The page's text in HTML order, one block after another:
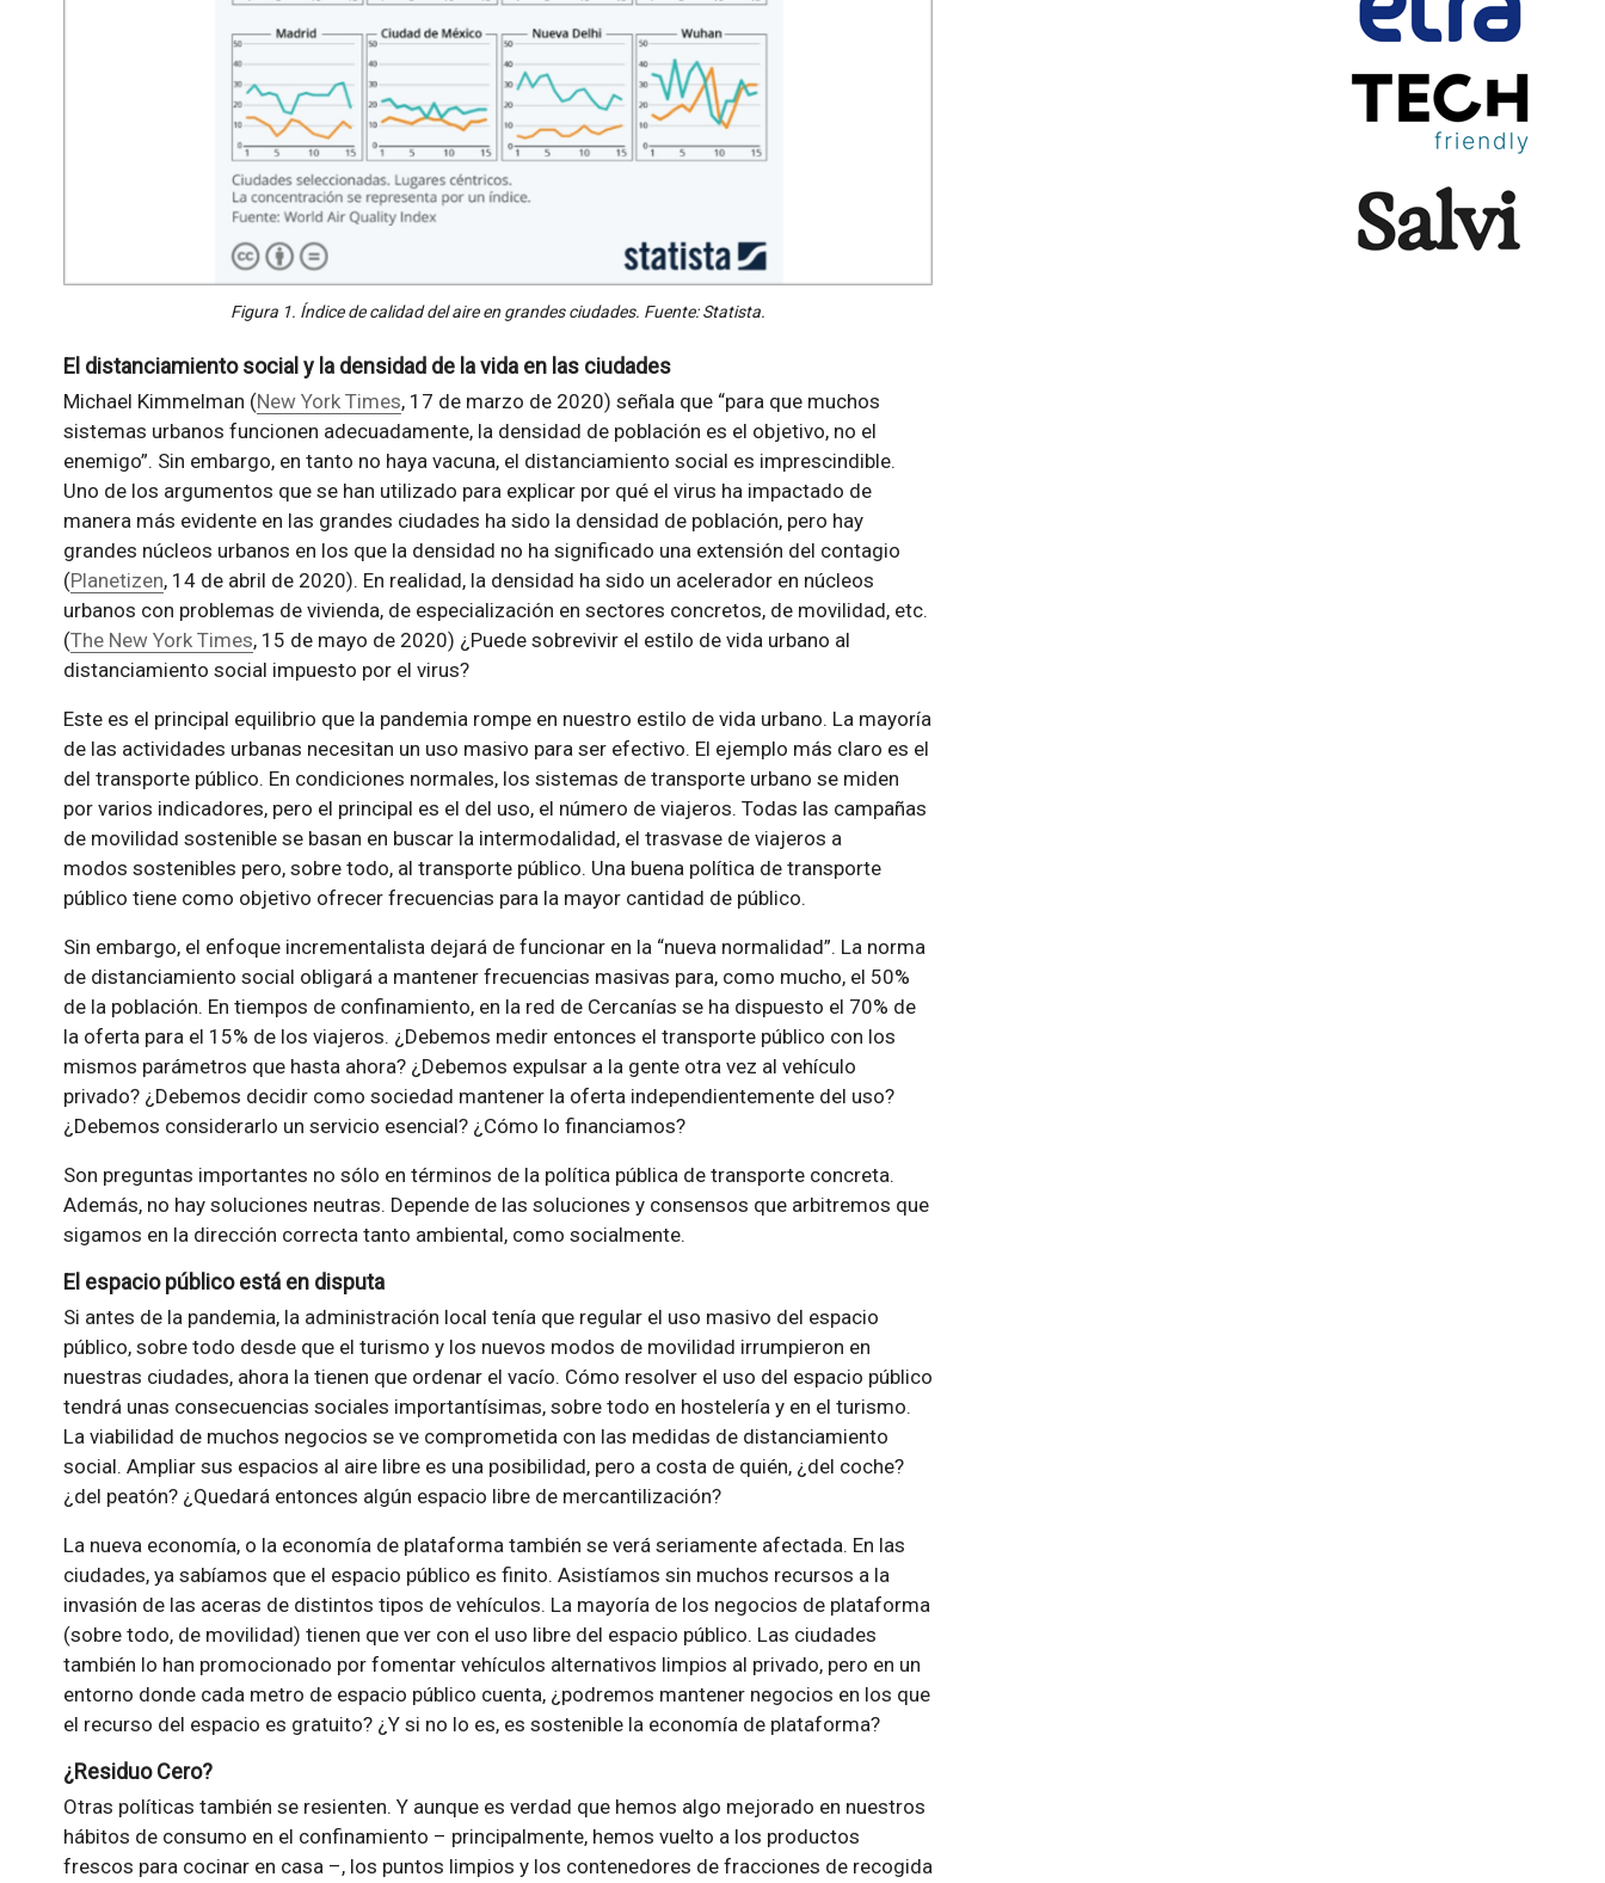
Figura 1. Índice de calidad del aire en grandes ciudades. Fuente: Statista.
El distanciamiento social y la densidad de la vida en las ciudades
Michael Kimmelman (New York Times, 17 de marzo de 2020) señala que “para que muchos
sistemas urbanos funcionen adecuadamente, la densidad de población es el objetivo, no el
enemigo”. Sin embargo, en tanto no haya vacuna, el distanciamiento social es imprescindible.
Uno de los argumentos que se han utilizado para explicar por qué el virus ha impactado de
manera más evidente en las grandes ciudades ha sido la densidad de población, pero hay
grandes núcleos urbanos en los que la densidad no ha significado una extensión del contagio
(Planetizen, 14 de abril de 2020). En realidad, la densidad ha sido un acelerador en núcleos
urbanos con problemas de vivienda, de especialización en sectores concretos, de movilidad, etc.
(The New York Times, 15 de mayo de 2020) ¿Puede sobrevivir el estilo de vida urbano al
distanciamiento social impuesto por el virus?
Este es el principal equilibrio que la pandemia rompe en nuestro estilo de vida urbano. La mayoría
de las actividades urbanas necesitan un uso masivo para ser efectivo. El ejemplo más claro es el
del transporte público. En condiciones normales, los sistemas de transporte urbano se miden
por varios indicadores, pero el principal es el del uso, el número de viajeros. Todas las campañas
de movilidad sostenible se basan en buscar la intermodalidad, el trasvase de viajeros a
modos sostenibles pero, sobre todo, al transporte público. Una buena política de transporte
público tiene como objetivo ofrecer frecuencias para la mayor cantidad de público.
Sin embargo, el enfoque incrementalista dejará de funcionar en la “nueva normalidad”. La norma
de distanciamiento social obligará a mantener frecuencias masivas para, como mucho, el 50%
de la población. En tiempos de confinamiento, en la red de Cercanías se ha dispuesto el 70% de
la oferta para el 15% de los viajeros. ¿Debemos medir entonces el transporte público con los
mismos parámetros que hasta ahora? ¿Debemos expulsar a la gente otra vez al vehículo
privado? ¿Debemos decidir como sociedad mantener la oferta independientemente del uso?
¿Debemos considerarlo un servicio esencial? ¿Cómo lo financiamos?
Son preguntas importantes no sólo en términos de la política pública de transporte concreta.
Además, no hay soluciones neutras. Depende de las soluciones y consensos que arbitremos que
sigamos en la dirección correcta tanto ambiental, como socialmente.
El espacio público está en disputa
Si antes de la pandemia, la administración local tenía que regular el uso masivo del espacio
público, sobre todo desde que el turismo y los nuevos modos de movilidad irrumpieron en
nuestras ciudades, ahora la tienen que ordenar el vacío. Cómo resolver el uso del espacio público
tendrá unas consecuencias sociales importantísimas, sobre todo en hostelería y en el turismo.
La viabilidad de muchos negocios se ve comprometida con las medidas de distanciamiento
social. Ampliar sus espacios al aire libre es una posibilidad, pero a costa de quién, ¿del coche?
¿del peatón? ¿Quedará entonces algún espacio libre de mercantilización?
La nueva economía, o la economía de plataforma también se verá seriamente afectada. En las
ciudades, ya sabíamos que el espacio público es finito. Asistíamos sin muchos recursos a la
invasión de las aceras de distintos tipos de vehículos. La mayoría de los negocios de plataforma
(sobre todo, de movilidad) tienen que ver con el uso libre del espacio público. Las ciudades
también lo han promocionado por fomentar vehículos alternativos limpios al privado, pero en un
entorno donde cada metro de espacio público cuenta, ¿podremos mantener negocios en los que
el recurso del espacio es gratuito? ¿Y si no lo es, es sostenible la economía de plataforma?
¿Residuo Cero?
Otras políticas también se resienten. Y aunque es verdad que hemos algo mejorado en nuestros
hábitos de consumo en el confinamiento – principalmente, hemos vuelto a los productos
frescos para cocinar en casa –, los puntos limpios y los contenedores de fracciones de recogida